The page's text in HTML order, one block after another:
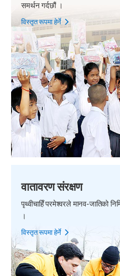
समर्थन गर्दछौं ।
विस्तृत रूपमा हेर्ने
वातावरण संरक्षण
पृथ्वीचाहिँ परमेश्वरले मानव-जातिको
।
विस्तृत रूपमा हेर्ने